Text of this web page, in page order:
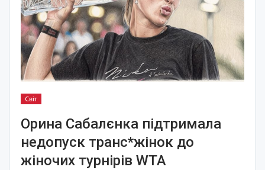
Світ
Орина Сабалєнка підтримала
недопуск транс*жінок до
жіночих турнірів WTA